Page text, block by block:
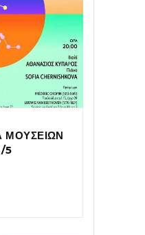
ΜΟΥΣΕΙΩΝ
5